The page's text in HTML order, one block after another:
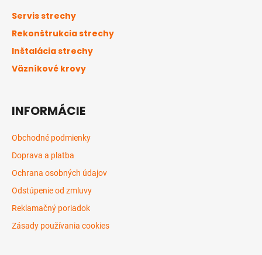
Servis strechy
Rekonštrukcia strechy
Inštalácia strechy
Väzníkové krovy
INFORMÁCIE
Obchodné podmienky
Doprava a platba
Ochrana osobných údajov
Odstúpenie od zmluvy
Reklamačný poriadok
Zásady používania cookies